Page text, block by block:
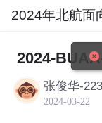
社区 2024年
2024-
张俊华-
2024-03-22